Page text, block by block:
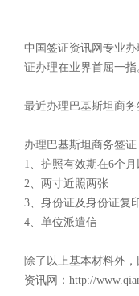
中国签证资讯网专业
证办理在业界首屈一指
最近办理巴基斯坦商
办理巴基斯坦商务签
1、护照有效期在6个
2、两寸近照两张
3、身份证及身份证复
4、单位派遣信
除了以上基本材料外
资讯网：http://